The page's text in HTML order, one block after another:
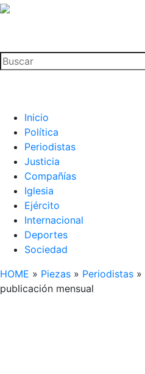
La
Buitre
Inicio
Política
Periodistas
Justicia
Compañías
Iglesia
Ejército
Internacional
Deportes
Sociedad
HOME » Piezas » Periodistas »
publicación mensual